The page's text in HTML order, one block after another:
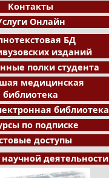
Контакты
Онлайн
БД
изданий
полки студента
медицинская
библиотека
библиотека
по подписке
доступы
деятельности